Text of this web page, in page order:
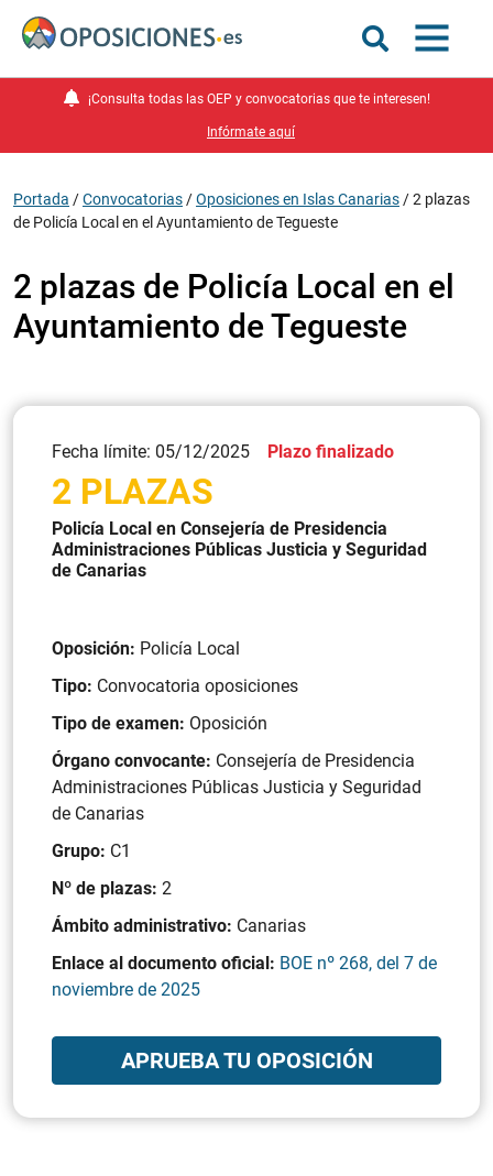
¡Consulta todas las OEP y convocatorias que te interesen!
Infórmate aquí
Portada /Convocatorias /Oposiciones en Islas Canarias /2 plazas
de Policía Local en el Ayuntamiento de Tegueste
2 plazas de Policía Local en el
Ayuntamiento de Tegueste
Fecha límite: 05/12/2025 Plazo finalizado
2 PLAZAS
Policía Local en Consejería de Presidencia
Administraciones Públicas Justicia y Seguridad
de Canarias
Oposición: Policía Local
Tipo: Convocatoria oposiciones
Tipo de examen: Oposición
Órgano convocante: Consejería de Presidencia
Administraciones Públicas Justicia y Seguridad
de Canarias
Grupo: C1
Nº de plazas: 2
Ámbito administrativo: Canarias
Enlace al documento oficial: BOE nº 268, del 7 de
noviembre de 2025
APRUEBA TU OPOSICIÓN